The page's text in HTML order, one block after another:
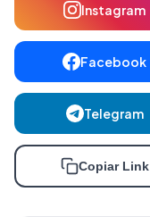
Instagram
Facebook
Telegram
Copiar Link